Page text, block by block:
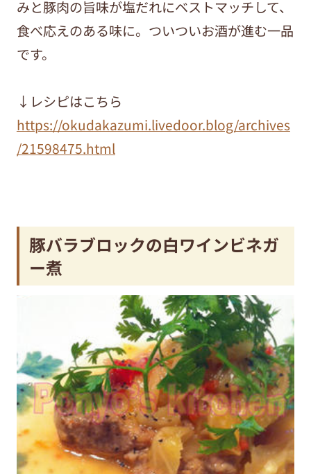
みと豚肉の旨味が塩だれにベストマッチして、
食べ応えのある味に。ついついお酒が進む一品
です。
↓レシピはこちら
https://okudakazumi.livedoor.blog/archives
/21598475.html
豚バラブロックの白ワインビネガ
ー煮